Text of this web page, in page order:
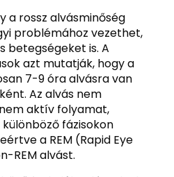
a rossz alvásminőség
problémához vezethet,
betegségeket is. A
azt mutatják, hogy a
7-9 óra alvásra van
Az alvás nem
aktív folyamat,
fázisokon
a REM (Rapid Eye
REM alvást.